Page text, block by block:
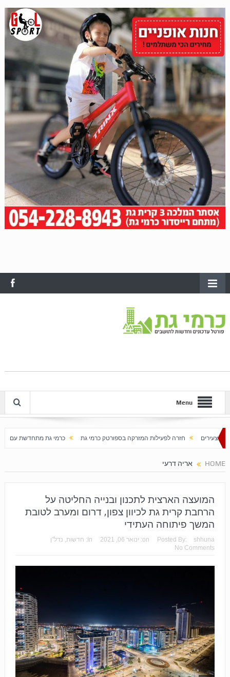
Menu
לפעילות המזרקה בספורטק כרמי גת כרמי גת מתחדשת עם בוא האביב
HOME אריה דרעי
המועצה הארצית לתכנון ובנייה החליטה על
הרחבת קרית גת לכיוון צפון, דרום ומערב לטובת
המשך פיתוחה העתידי
Posted By: shhuna
on: ינואר 06, 2021 In: חדשות, נדל"ן
No Comments